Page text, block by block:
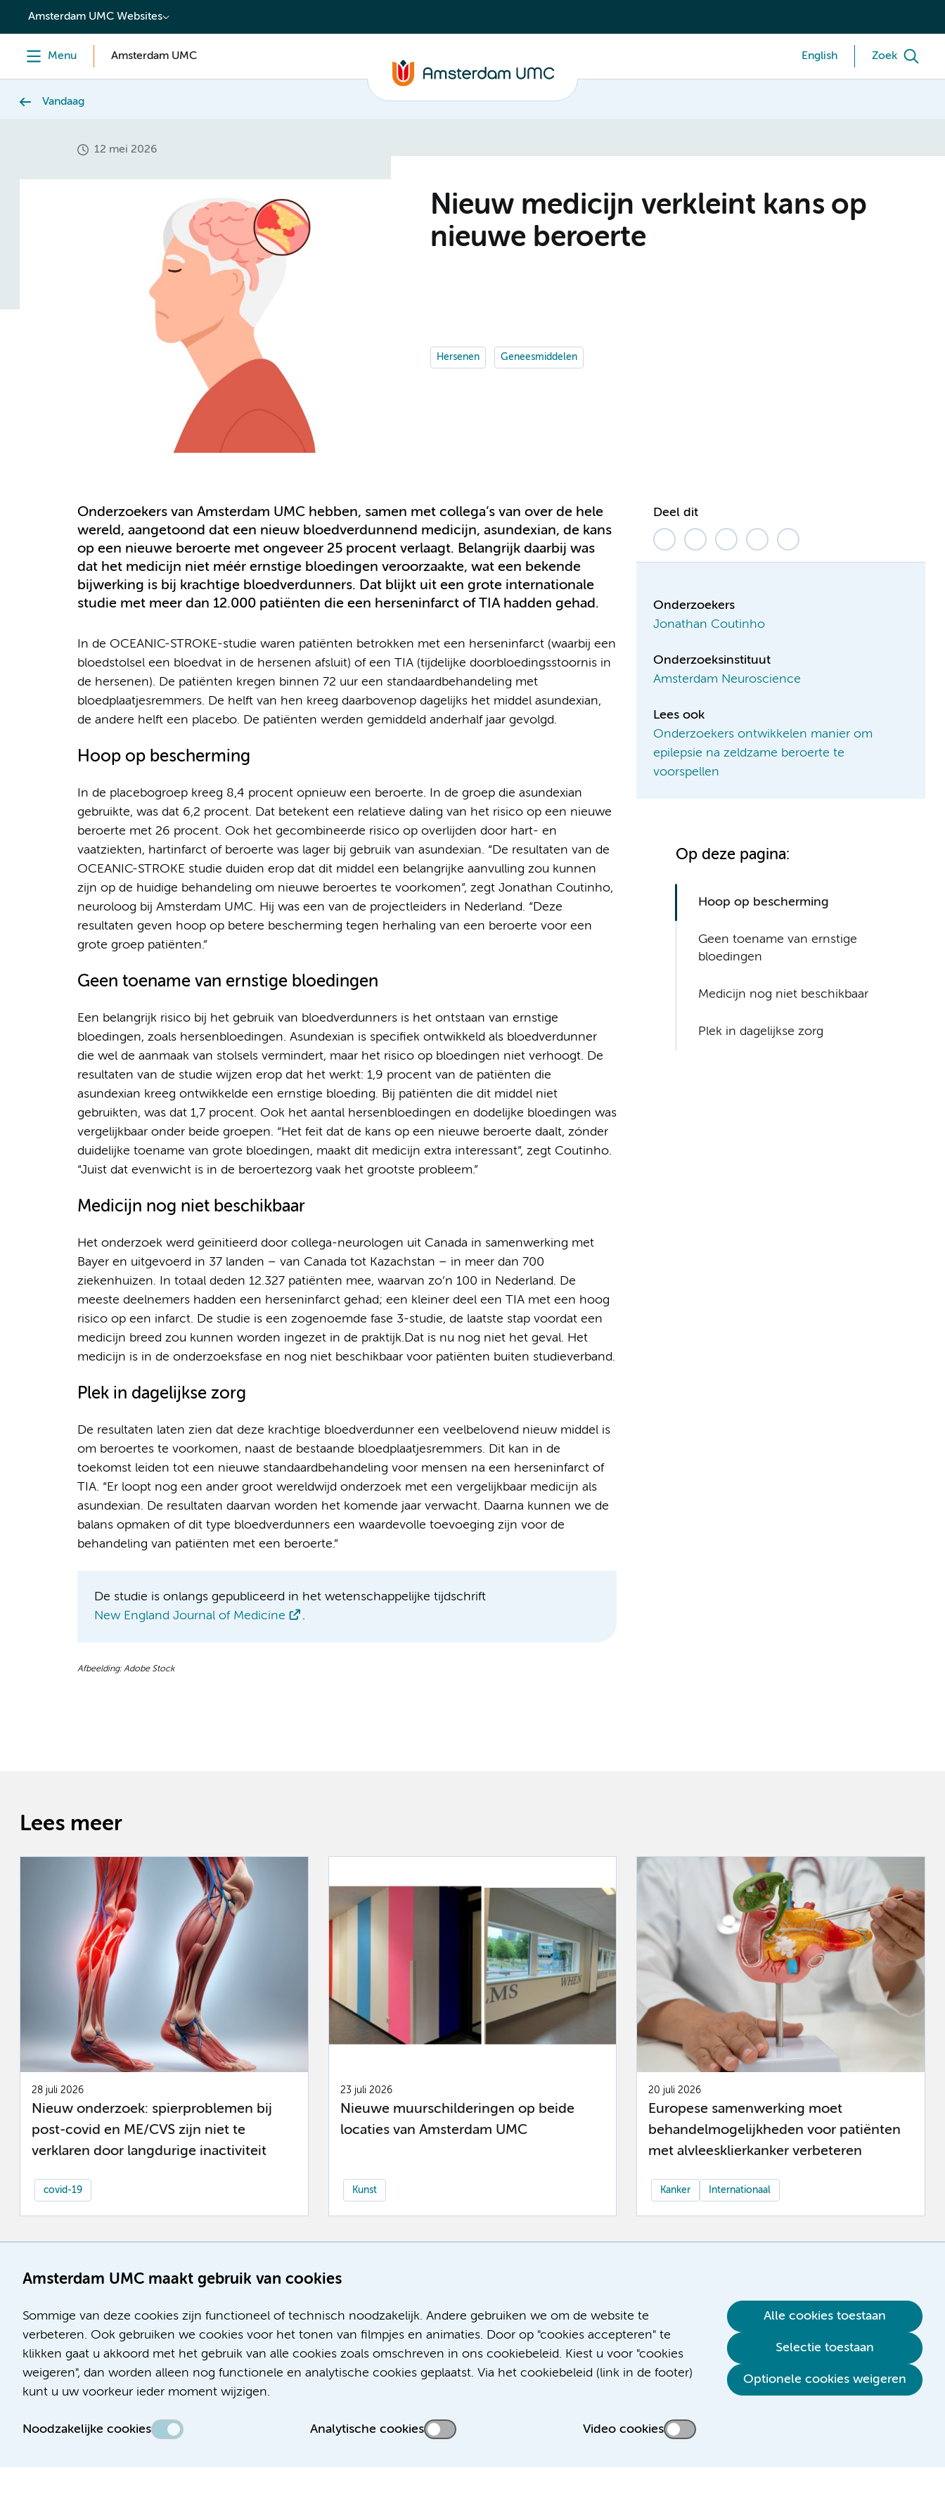
content
Amsterdam UMC maakt gebruik van cookies
Sommige van deze cookies zijn functioneel of technisch noodzakelijk. Andere gebruiken we om de website te
verbeteren. Ook gebruiken we cookies voor het tonen van filmpjes en animaties. Door op "cookies accepteren" te
klikken gaat u akkoord met het gebruik van alle cookies zoals omschreven in ons cookiebeleid. Kiest u voor "cookies
weigeren", dan worden alleen nog functionele en analytische cookies geplaatst. Via het cookiebeleid (link in de footer)
kunt u uw voorkeur ieder moment wijzigen.
Noodzakelijke cookies Analytische cookies Video cookies
Alle cookies toestaan
Selectie toestaan
Optionele cookies weigeren
Amsterdam UMC Websites
Menu Amsterdam UMC English Zoek
Vandaag
12 mei 2026
Nieuw medicijn verkleint kans op
nieuwe beroerte
Hersenen Geneesmiddelen
Onderzoekers van Amsterdam UMC hebben, samen met collega’s van over de hele
wereld, aangetoond dat een nieuw bloedverdunnend medicijn, asundexian, de kans
op een nieuwe beroerte met ongeveer 25 procent verlaagt. Belangrijk daarbij was
dat het medicijn niet méér ernstige bloedingen veroorzaakte, wat een bekende
bijwerking is bij krachtige bloedverdunners. Dat blijkt uit een grote internationale
studie met meer dan 12.000 patiënten die een herseninfarct of TIA hadden gehad.
In de OCEANIC-STROKE-studie waren patiënten betrokken met een herseninfarct (waarbij een
bloedstolsel een bloedvat in de hersenen afsluit) of een TIA (tijdelijke doorbloedingsstoornis in
de hersenen). De patiënten kregen binnen 72 uur een standaardbehandeling met
bloedplaatjesremmers. De helft van hen kreeg daarbovenop dagelijks het middel asundexian,
de andere helft een placebo. De patiënten werden gemiddeld anderhalf jaar gevolgd.
Hoop op bescherming
In de placebogroep kreeg 8,4 procent opnieuw een beroerte. In de groep die asundexian
gebruikte, was dat 6,2 procent. Dat betekent een relatieve daling van het risico op een nieuwe
beroerte met 26 procent. Ook het gecombineerde risico op overlijden door hart- en
vaatziekten, hartinfarct of beroerte was lager bij gebruik van asundexian. “De resultaten van de
OCEANIC-STROKE studie duiden erop dat dit middel een belangrijke aanvulling zou kunnen
zijn op de huidige behandeling om nieuwe beroertes te voorkomen”, zegt Jonathan Coutinho,
neuroloog bij Amsterdam UMC. Hij was een van de projectleiders in Nederland. “Deze
resultaten geven hoop op betere bescherming tegen herhaling van een beroerte voor een
grote groep patiënten.”
Geen toename van ernstige bloedingen
Een belangrijk risico bij het gebruik van bloedverdunners is het ontstaan van ernstige
bloedingen, zoals hersenbloedingen. Asundexian is specifiek ontwikkeld als bloedverdunner
die wel de aanmaak van stolsels vermindert, maar het risico op bloedingen niet verhoogt. De
resultaten van de studie wijzen erop dat het werkt: 1,9 procent van de patiënten die
asundexian kreeg ontwikkelde een ernstige bloeding. Bij patiënten die dit middel niet
gebruikten, was dat 1,7 procent. Ook het aantal hersenbloedingen en dodelijke bloedingen was
vergelijkbaar onder beide groepen. “Het feit dat de kans op een nieuwe beroerte daalt, zónder
duidelijke toename van grote bloedingen, maakt dit medicijn extra interessant”, zegt Coutinho.
“Juist dat evenwicht is in de beroertezorg vaak het grootste probleem.”
Medicijn nog niet beschikbaar
Het onderzoek werd geïnitieerd door collega-neurologen uit Canada in samenwerking met
Bayer en uitgevoerd in 37 landen – van Canada tot Kazachstan – in meer dan 700
ziekenhuizen. In totaal deden 12.327 patiënten mee, waarvan zo’n 100 in Nederland. De
meeste deelnemers hadden een herseninfarct gehad; een kleiner deel een TIA met een hoog
risico op een infarct. De studie is een zogenoemde fase 3-studie, de laatste stap voordat een
medicijn breed zou kunnen worden ingezet in de praktijk.Dat is nu nog niet het geval. Het
medicijn is in de onderzoeksfase en nog niet beschikbaar voor patiënten buiten studieverband.
Plek in dagelijkse zorg
De resultaten laten zien dat deze krachtige bloedverdunner een veelbelovend nieuw middel is
om beroertes te voorkomen, naast de bestaande bloedplaatjesremmers. Dit kan in de
toekomst leiden tot een nieuwe standaardbehandeling voor mensen na een herseninfarct of
TIA. “Er loopt nog een ander groot wereldwijd onderzoek met een vergelijkbaar medicijn als
asundexian. De resultaten daarvan worden het komende jaar verwacht. Daarna kunnen we de
balans opmaken of dit type bloedverdunners een waardevolle toevoeging zijn voor de
behandeling van patiënten met een beroerte.”
De studie is onlangs gepubliceerd in het wetenschappelijke tijdschrift
New England Journal of Medicine
.
Afbeelding: Adobe Stock
Deel dit
Onderzoekers
Jonathan Coutinho
Onderzoeksinstituut
Amsterdam Neuroscience
Lees ook
Onderzoekers ontwikkelen manier om
epilepsie na zeldzame beroerte te
voorspellen
Op deze pagina:
Hoop op bescherming
Geen toename van ernstige
bloedingen
Medicijn nog niet beschikbaar
Plek in dagelijkse zorg
Lees meer
28 juli 2026
Nieuw onderzoek: spierproblemen bij
post-covid en ME/CVS zijn niet te
verklaren door langdurige inactiviteit
covid-19
23 juli 2026
Nieuwe muurschilderingen op beide
locaties van Amsterdam UMC
Kunst
20 juli 2026
Europese samenwerking moet
behandelmogelijkheden voor patiënten
met alvleesklierkanker verbeteren
Kanker Internationaal